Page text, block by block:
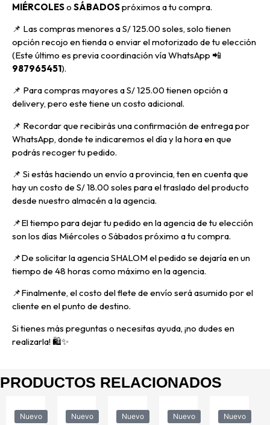
MIÉRCOLESo SÁBADOSpróximos a tu compra.
📌 Las compras menores a S/ 125.00 soles, solo tienen
opción recojo en tienda o enviar el motorizado de tu elección
(Este último es previa coordinación vía WhatsApp 📲
987965451).
📌 Para compras mayores a S/ 125.00 tienen opción a
delivery, pero este tiene un costo adicional.
📌 Recordar que recibirás una confirmación de entrega por
WhatsApp, donde te indicaremos el día y la hora en que
podrás recoger tu pedido.
📌 Si estás haciendo un envío a provincia, ten en cuenta que
hay un costo de S/ 18.00 soles para el traslado del producto
desde nuestro almacén a la agencia.
📌El tiempo para dejar tu pedido en la agencia de tu elección
son los días Miércoles o Sábados próximo a tu compra.
📌De solicitar la agencia SHALOM el pedido se dejaría en un
tiempo de 48 horas como máximo en la agencia.
📌Finalmente, el costo del flete de envío será asumido por el
cliente en el punto de destino.
Si tienes más preguntas o necesitas ayuda, ¡no dudes en
realizarla! 🛍️✨
PRODUCTOS RELACIONADOS
Nuevo Nuevo Nuevo Nuevo Nuevo